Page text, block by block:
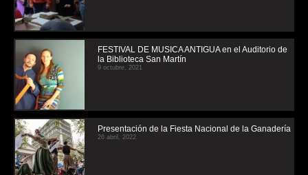
FESTIVAL DE MUSICA ANTIGUA en el Auditorio de
la Biblioteca San Martín
9 octubre, 2021
Presentación de la Fiesta Nacional de la Ganadería
26 abril, 2022